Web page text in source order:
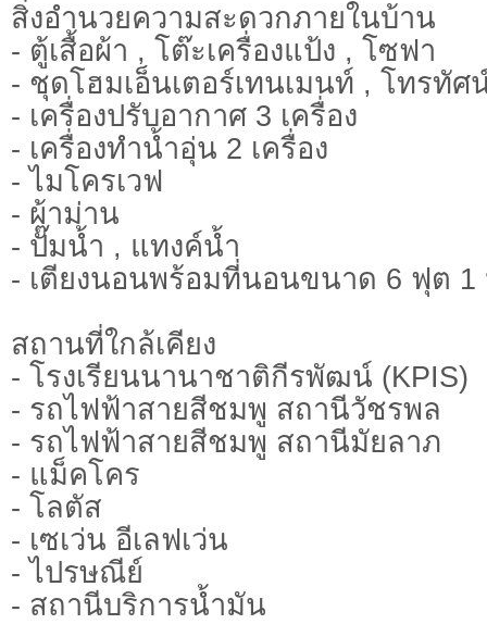
สิ่งอำนวยความสะดวกภายในบ้าน
- ตู้เสื้อผ้า , โต๊ะเครื่องแป้ง , โซฟา
- ชุดโฮมเอ็นเตอร์เทนเมนท์ , โทรทัศ
- เครื่องปรับอากาศ 3 เครื่อง
- เครื่องทำน้ำอุ่น 2 เครื่อง
- ไมโครเวฟ
- ผ้าม่าน
- ปั๊มน้ำ , แทงค์น้ำ
- เตียงนอนพร้อมที่นอนขนาด 6 ฟุต 1
สถานที่ใกล้เคียง
- โรงเรียนนานาชาติกีรพัฒน์ (KPIS)
- รถไฟฟ้าสายสีชมพู สถานีวัชรพล
- รถไฟฟ้าสายสีชมพู สถานีมัยลาภ
- แม็คโคร
- โลตัส
- เซเว่น อีเลฟเว่น
- ไปรษณีย์
- สถานีบริการน้ำมัน